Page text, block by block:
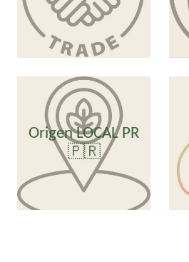
Origen LOCAL PR
🇵🇷